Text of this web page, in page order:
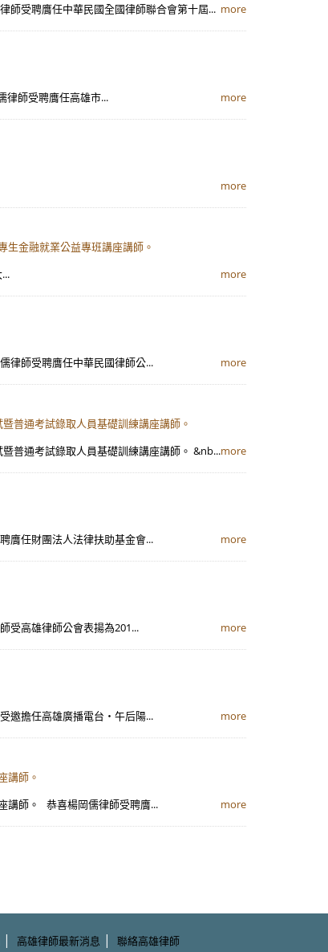
師受聘膺任中華民國全國律師聯合會第十屆... more
律師受聘膺任高雄市...
more
more
金融就業公益專班講座講師。
more
律師受聘膺任中華民國律師公...
more
普通考試錄取人員基礎訓練講座講師。
普通考試錄取人員基礎訓練講座講師。 &nb...more
膺任財團法人法律扶助基金會...
more
受高雄律師公會表揚為201...
more
邀擔任高雄廣播電台‧午后陽...
more
講師。
講師。 恭喜楊岡儒律師受聘膺...
more
| 高雄律師最新消息 | 聯絡高雄律師